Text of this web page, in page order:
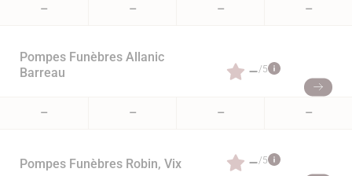
– – – –
Pompes Funèbres Allanic
Barreau
–/5
– – – –
Pompes Funèbres Robin, Vix –/5